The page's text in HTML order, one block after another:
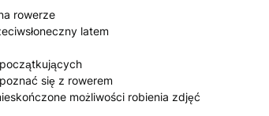
rowerze
latem
się z rowerem
możliwości robienia zdjęć